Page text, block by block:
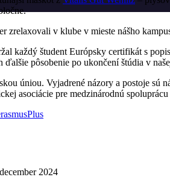
zrelaxovali v klube v mieste nášho
každý študent Európsky certifikát s
ďalšie pôsobenie po ukončení štúdia v
úniou. Vyjadrené názory a postoje sú
asociácie pre medzinárodnú